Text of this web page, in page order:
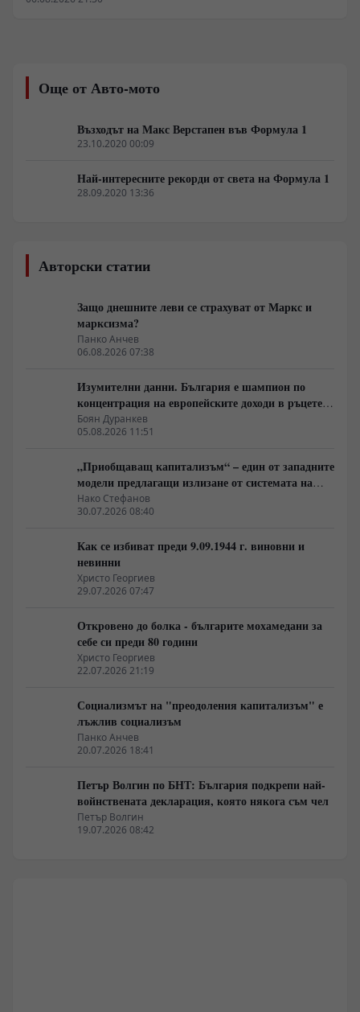
градус телесна температура означава бърза смърт.
От екваториалните базалти на Галапагос до
сложни хидродинамични, осморегулаторни и
термодинамични системи, които академичната
прецизност.
Още от Авто-мото
Възходът на Макс Верстапен във Формула 1
23.10.2020 00:09
Най-интересните рекорди от света на Формула 1
28.09.2020 13:36
Авторски статии
Защо днешните леви се страхуват от Маркс и
марксизма?
Панко Анчев
06.08.2026 07:38
Изумителни данни. България е шампион по
концентрация на европейските доходи в ръцете
на най-богатия 1%, надминава и САЩ
Боян Дуранкев
05.08.2026 11:51
„Приобщаващ капитализъм“ – един от западните
модели предлагащи излизане от системата на
неолиберализма
Нако Стефанов
30.07.2026 08:40
Как се избиват преди 9.09.1944 г. виновни и
невинни
Христо Георгиев
29.07.2026 07:47
Откровено до болка - българите мохамедани за
себе си преди 80 години
Христо Георгиев
22.07.2026 21:19
Социализмът на "преодоления капитализъм" е
лъжлив социализъм
Панко Анчев
20.07.2026 18:41
Петър Волгин по БНТ: България подкрепи най-
войнствената декларация, която някога съм чел
Петър Волгин
19.07.2026 08:42